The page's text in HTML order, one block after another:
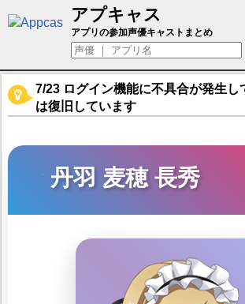
アプキャス
丹羽 麦穂 長秀（声優：波
アプリの参加声優キャストまとめ
7/23 ログイン機能に不具合が発生し
は復旧しています
丹羽 麦穂 長秀